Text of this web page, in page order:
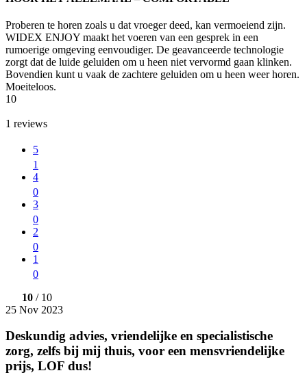
Proberen te horen zoals u dat vroeger deed, kan vermoeiend zijn.
WIDEX ENJOY maakt het voeren van een gesprek in een
rumoerige omgeving eenvoudiger. De geavanceerde technologie
zorgt dat de luide geluiden om u heen niet vervormd gaan klinken.
Bovendien kunt u vaak de zachtere geluiden om u heen weer horen.
Moeiteloos.
10
1 reviews
5
1
4
0
3
0
2
0
1
0
10 / 10
25 Nov 2023
Deskundig advies, vriendelijke en specialistische
zorg, zelfs bij mij thuis, voor een mensvriendelijke
prijs, LOF dus!